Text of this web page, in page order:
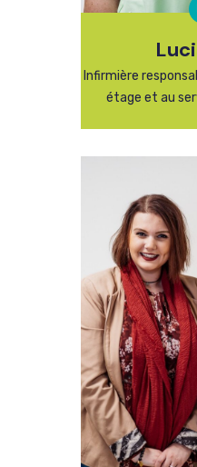
Infirmière
étage et au